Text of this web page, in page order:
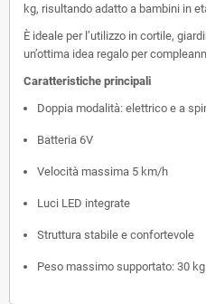
kg, risultando adatto a bambini in
È ideale per l’utilizzo in cortile,
un’ottima idea regalo per
Caratteristiche principali
Doppia modalità: elettrico e a
Batteria 6V
Velocità massima 5 km/h
Luci LED integrate
Struttura stabile e confortevole
Peso massimo supportato: 30 kg